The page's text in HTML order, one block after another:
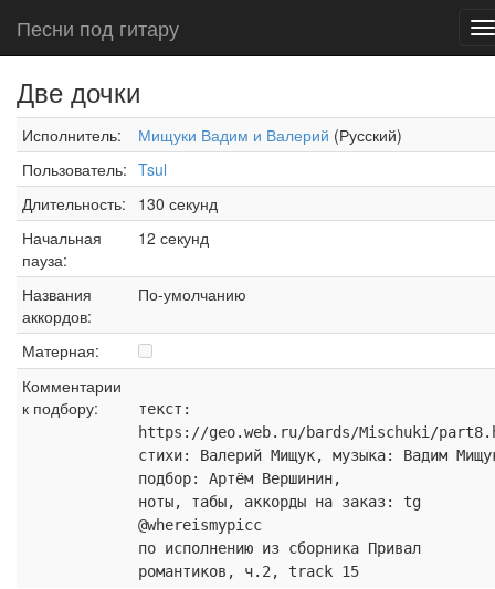
Песни под гитару
Две дочки
Исполнитель: Мищуки Вадим и Валерий (Русский)
Пользователь: Tsul
Длительность:
130 секунд
Начальная
пауза:
12 секунд
Названия
аккордов:
По-умолчанию
Матерная:
Комментарии
к подбору:
текст:
https://geo.web.ru/bards/Mischuki/
стихи: Валерий Мищук, музыка: Вадим
подбор: Артём Вершинин,
ноты, табы, аккорды на заказ: tg
@whereismypicc
по исполнению из сборника Привал
романтиков, ч.2, track 15